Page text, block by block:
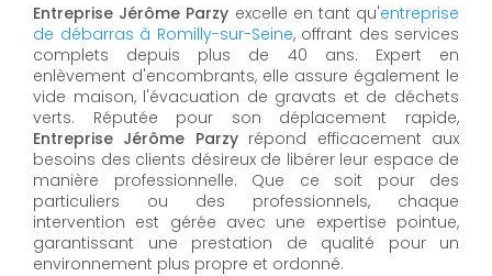
Entreprise Jérôme Parzy excelle en tant qu'entreprise
de débarras à Romilly-sur-Seine, offrant des services
complets depuis plus de 40 ans. Expert en
enlèvement d'encombrants, elle assure également le
vide maison, l'évacuation de gravats et de déchets
verts. Réputée pour son déplacement rapide,
Entreprise Jérôme Parzyrépond efficacement aux
besoins des clients désireux de libérer leur espace de
manière professionnelle. Que ce soit pour des
particuliers ou des professionnels, chaque
intervention est gérée avec une expertise pointue,
garantissant une prestation de qualité pour un
environnement plus propre et ordonné.